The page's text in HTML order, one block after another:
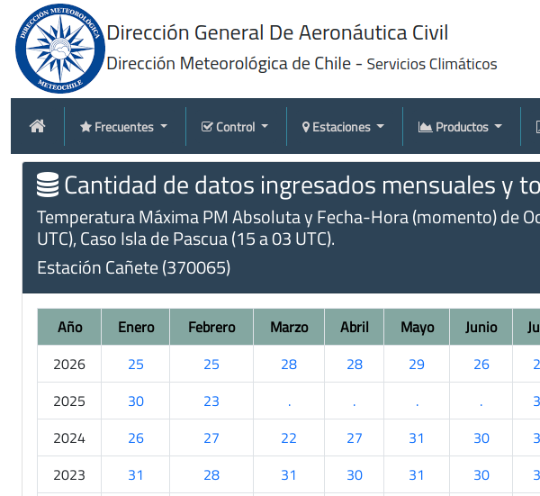
Frecuentes Control Estaciones Productos
Cantidad de datos ingresados mensuales y
Temperatura Máxima PM Absoluta y Fecha-Hora (momento) de
UTC), Caso Isla de Pascua (15 a 03 UTC).
Estación Cañete (370065)
Año Enero Febrero Marzo Abril Mayo Junio
2026
25 25 28 28 29 26
2025
30 23 . . . .
2024
26 27 22 27 31 30
2023
31 28 31 30 31 30